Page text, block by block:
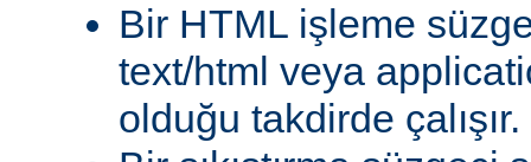
Bir HTML işleme
text/html veya
olduğu takdirde çalışır.